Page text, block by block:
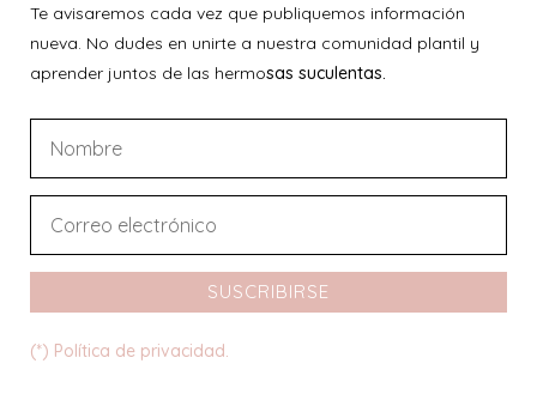
Te avisaremos cada vez que publiquemos información
nueva. No dudes en unirte a nuestra comunidad plantil y
aprender juntos de las hermosas suculentas.
SUSCRIBIRSE
(*) Política de privacidad.